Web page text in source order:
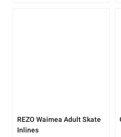
REZOWaimea Adult Skate
Inlines